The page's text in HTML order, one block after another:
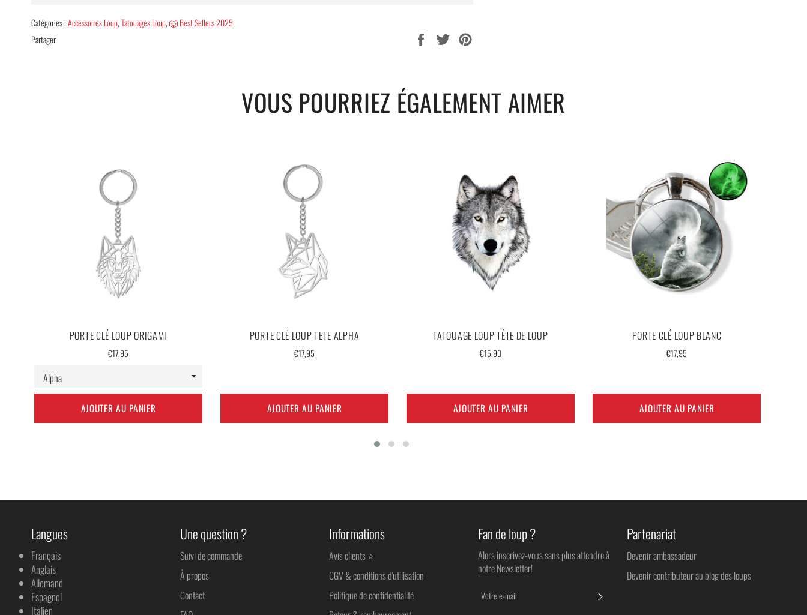
Application facile à l’aide d’une éponge humidifiée.
Un tatouage hypoallergénique et se réalise avec une colle 100 % naturelle.
Les Exigences Réglementaires Internationales sont préservées.
Catégories :Accessoires Loup,Tatouages Loup,🐺 Best Sellers 2025
Partager
Partager Tweeter
VOUS POURRIEZ ÉGALEMENT AIMER
PORTE CLÉ LOUP ORIGAMI
Prix
€17,95
AJOUTER AU PANIER
PORTE CLÉ LOUP TETE ALPHA
Prix
€17,95
AJOUTER AU PANIER
TATOUAGE LOUP TÊTE DE LOUP
Prix
€15,90
AJOUTER AU PANIER
PORTE CLÉ LOUP BLANC
Prix
€17,95
AJOUTER AU PANIER
Langues
Français
Anglais
Allemand
Espagnol
Italien
Une question ?
Suivi de commande
À propos
Contact
Informations
Avis clients ⭐
CGV & conditions d'utilisation
Politique de confidentialité
Fan de loup ?
Alors inscrivez-vous sans plus attendre à
notre Newsletter!
Partenariat
Devenir ambassadeur
Devenir contributeur au blog des loups